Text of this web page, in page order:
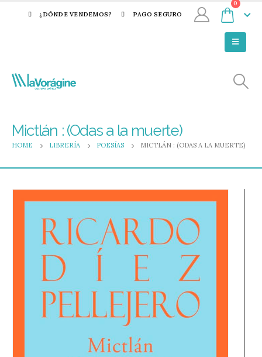
¿DÓNDE VENDEMOS? PAGO SEGURO
0
Mictlán : (Odas a la muerte)
HOME LIBRERÍA POESÍAS MICTLÁN : (ODAS A LA MUERTE)